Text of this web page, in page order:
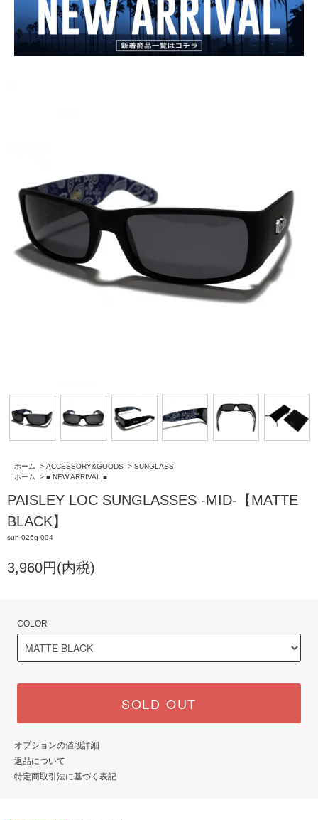
ホーム > ACCESSORY&GOODS > SUNGLASS
ホーム
> ■ NEW ARRIVAL ■
PAISLEY LOC SUNGLASSES -MID-【MATTE
BLACK】
sun-026g-004
3,960円(内税)
COLOR
SOLD OUT
オプションの値段詳細
返品について
特定商取引法に基づく表記